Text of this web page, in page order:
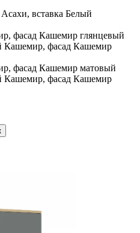
вставка Белый
Кашемир, фасад Кашемир
Кашемир, фасад Кашемир